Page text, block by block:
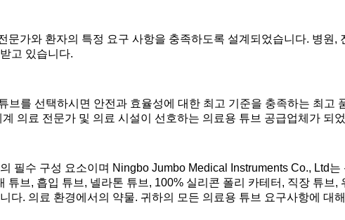
가와 환자의 특정 요구 사항을 충족하도록 설계되었습니다. 병원
고 있습니다.
를 선택하시면 안전과 효율성에 대한 최고 기준을 충족하는 최고
의료 전문가 및 의료 시설이 선호하는 의료용 튜브 공급업체가 되
필수 구성 요소이며 Ningbo Jumbo Medical Instruments Co., Ltd
브, 흡입 튜브, 넬라톤 튜브, 100% 실리콘 폴리 카테터, 직장 튜브
다. 의료 환경에서의 약물. 귀하의 모든 의료용 튜브 요구사항에 대